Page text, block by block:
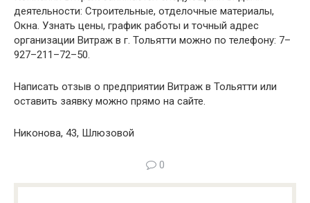
деятельности: Строительные, отделочные материалы,
Окна. Узнать цены, график работы и точный адрес
организации Витраж в г. Тольятти можно по телефону: 7–
927–211–72–50.
Написать отзыв о предприятии Витраж в Тольятти или
оставить заявку можно прямо на сайте.
Никонова, 43, Шлюзовой
0